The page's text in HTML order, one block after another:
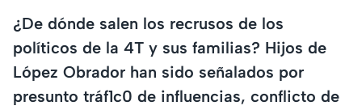
¿De dónde salen los recrusos de los
políticos de la 4T y sus familias? Hijos de
López Obrador han sido señalados por
presunto tráf1c0 de influencias, conflicto de